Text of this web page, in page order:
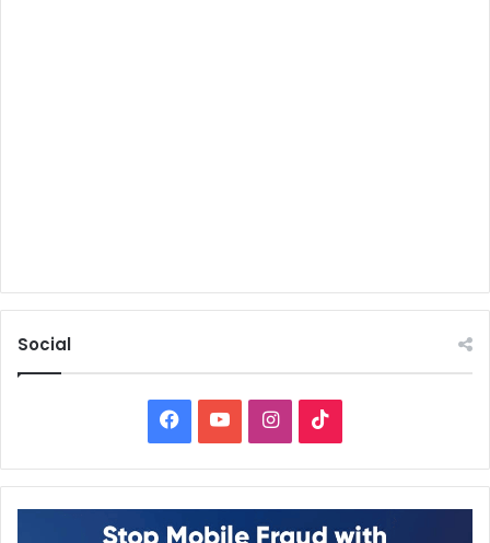
Social
Facebook
YouTubeInstagram